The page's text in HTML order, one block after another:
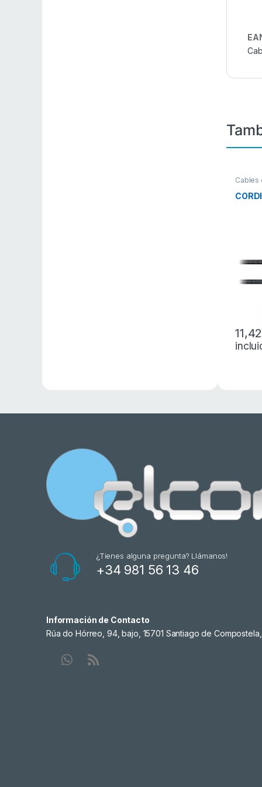
Cables
JACK >
11,42
¿Tienes alguna pregunta? Llámanos!
+34 981 56 13 46
Información de Contacto
Rúa do Hórreo, 94, bajo, 15701 Santiago de